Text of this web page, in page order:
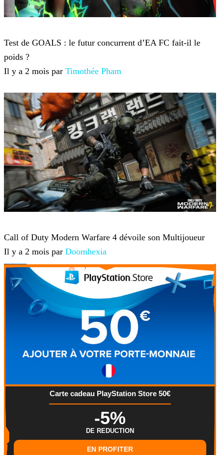
Test de GOALS : le futur concurrent d’EA FC fait-il le
poids ?
Il y a 2 mois par Timothée Pham
Call of Duty Modern Warfare 4 dévoile son Multijoueur
Il y a 2 mois par Doomhexia
Carte cadeau PlayStation Store 50€
-5%
DE REDUCTION
EN PROFITER